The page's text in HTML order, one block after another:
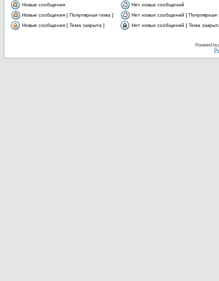
Новые сообщения
Нет новых сообщений
Новые сообщения [ Популярная тема ]
Нет новых сообщений [ Популярная
Новые сообщения [ Тема закрыта ]
Нет новых сообщений [ Тема
Powered by